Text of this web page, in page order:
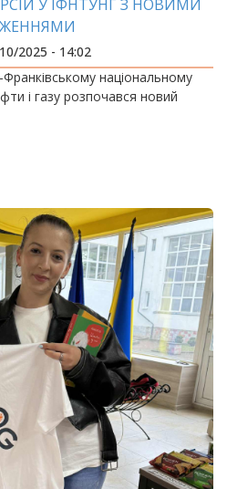
У ІФНТУНГ З НОВИМИ
2025 - 14:02
Франківському національному
і газу розпочався новий